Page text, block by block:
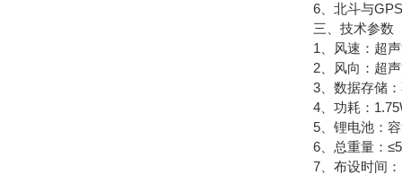
6、北斗与GPS
三、技术参数
1、风速：超声
2、风向：超声
3、数据存储：
4、功耗：
5、锂电池：容
6、总重量：
7、布设时间：1